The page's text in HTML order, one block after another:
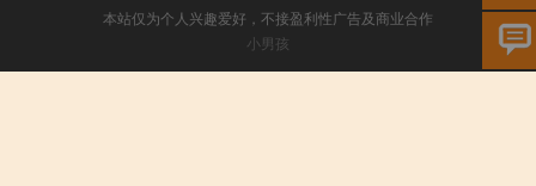
本站仅为个人兴趣爱好，不接盈利性广告及商业合作
小男孩